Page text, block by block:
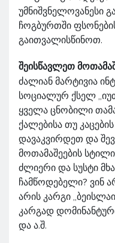
უმნიშვნელოვანესი
ჩოგბურთში
გაითვალისწინოთ.
შეისწავლეთ
ძალიან მარტივია
სოციალურ ქსელ
ყველა ცნობილი
ქალებისა თუ
დავაკვირდეთ და
მოთამაშეების
ძლიერი და სუსტი
ჩამწოდებელი? ვინ
არის კარგი
კარგად
და ა.შ.